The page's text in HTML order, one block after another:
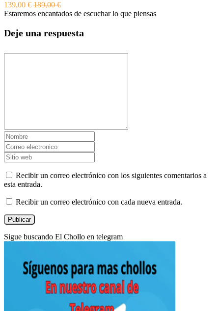
139,00 € 189,00 €
Estaremos encantados de escuchar lo que piensas
Deje una respuesta
Recibir un correo electrónico con los siguientes comentarios a
esta entrada.
Recibir un correo electrónico con cada nueva entrada.
Sigue buscando El Chollo en telegram